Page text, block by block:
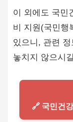
이 외에도 국민
비 지원(국민행
있으니, 관련
놓치지 않으시
🔗 국민건